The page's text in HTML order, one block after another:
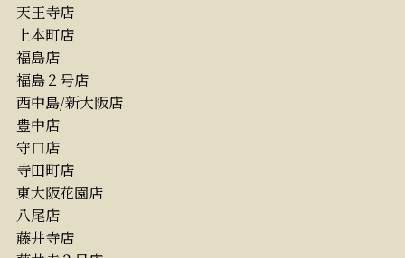
天王寺店
上本町店
福島店
福島２号店
西中島/新大阪店
豊中店
守口店
寺田町店
東大阪花園店
八尾店
藤井寺店